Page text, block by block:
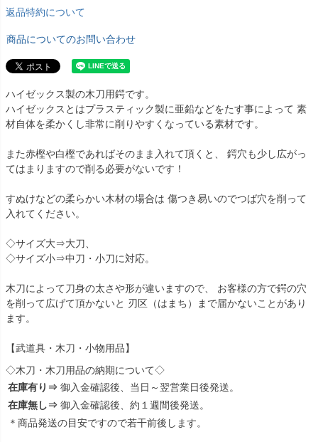
返品特約について
商品についてのお問い合わせ
ハイゼックス製の木刀用鍔です。
ハイゼックスとはプラスティック製に亜鉛などをたす事によって 素
材自体を柔かくし非常に削りやすくなっている素材です。
また赤樫や白樫であればそのまま入れて頂くと、 鍔穴も少し広がっ
てはまりますので削る必要がないです！
すぬけなどの柔らかい木材の場合は 傷つき易いのでつば穴を削って
入れてください。
◇サイズ大⇒大刀、
◇サイズ小⇒中刀・小刀に対応。
木刀によって刀身の太さや形が違いますので、 お客様の方で鍔の穴
を削って広げて頂かないと 刃区（はまち）まで届かないことがあり
ます。
【武道具・木刀・小物用品】
◇木刀・木刀用品の納期について◇
在庫有り⇒ 御入金確認後、当日～翌営業日後発送。
在庫無し⇒ 御入金確認後、約１週間後発送。
＊商品発送の目安ですので若干前後します。